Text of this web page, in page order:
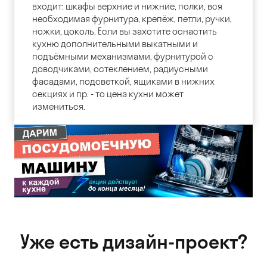
входит: шкафы верхние и нижние, полки, вся
необходимая фурнитура, крепёж, петли, ручки,
ножки, цоколь. Если вы захотите оснастить
кухню дополнительными выкатными и
подъёмными механизмами, фурнитурой с
доводчиками, остеклением, радиусными
фасадами, подсветкой, ящиками в нижних
секциях и пр. - то цена кухни может
измениться.
Уже есть дизайн-проект?